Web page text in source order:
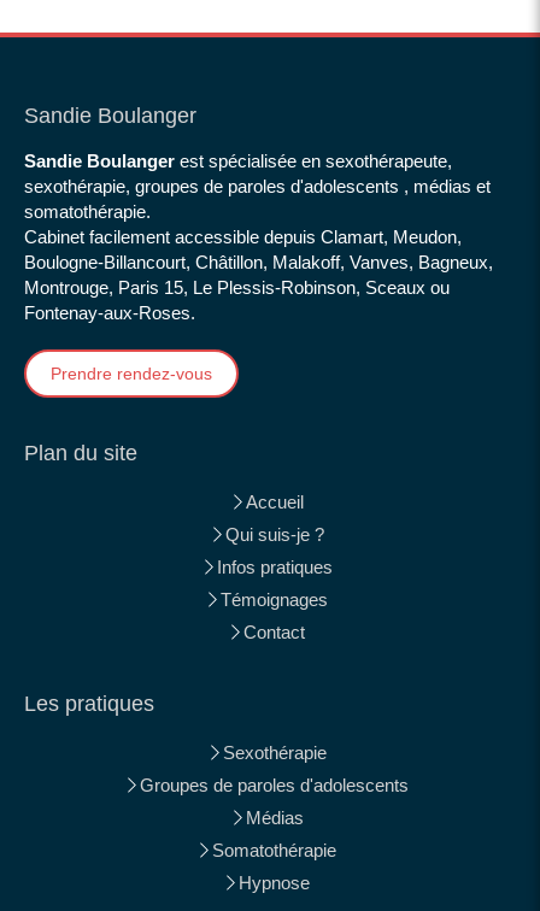
Sandie Boulanger
Sandie Boulanger est spécialisée en sexothérapeute,
sexothérapie, groupes de paroles d'adolescents , médias et
somatothérapie.
Cabinet facilement accessible depuis Clamart, Meudon,
Boulogne-Billancourt, Châtillon, Malakoff, Vanves, Bagneux,
Montrouge, Paris 15, Le Plessis-Robinson, Sceaux ou
Fontenay-aux-Roses.
Prendre rendez-vous
Plan du site
Accueil
Qui suis-je ?
Infos pratiques
Témoignages
Contact
Les pratiques
Sexothérapie
Groupes de paroles d'adolescents
Médias
Somatothérapie
Hypnose